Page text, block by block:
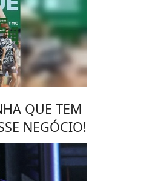
QUE TEM
NEGÓCIO!